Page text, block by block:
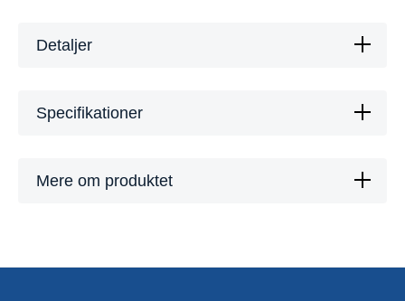
Detaljer
Specifikationer
Mere om produktet